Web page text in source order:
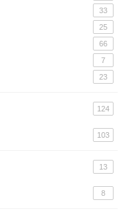
33
25
66
7
23
124
103
13
8